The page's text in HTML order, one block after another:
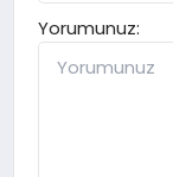
Yorumunuz: